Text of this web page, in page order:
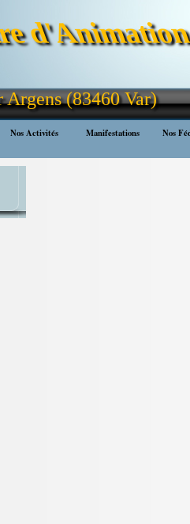
Argens (83460 Var)
▼
Nos Activités ▼
Manifestations Nos